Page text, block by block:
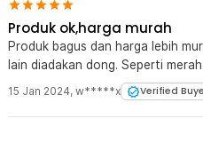
Produk ok,harga murah
Produk bagus dan harga lebih
lain diadakan dong. Seperti
15 Jan 2024, w*****x Verified